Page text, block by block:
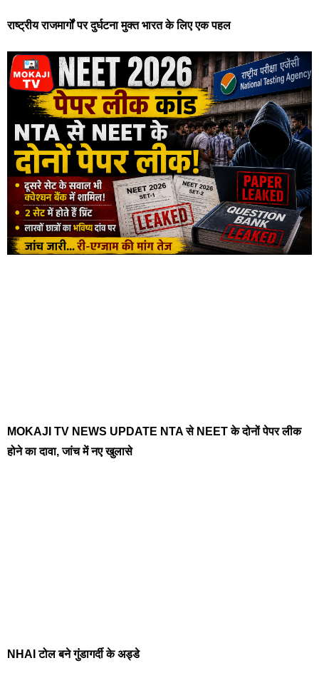
राष्ट्रीय राजमार्गों पर दुर्घटना मुक्त भारत के लिए एक पहल
MOKAJI TV NEWS UPDATE NTA से NEET के दोनों पेपर लीक
होने का दावा, जांच में नए खुलासे
NHAI टोल बने गुंडागर्दी के अड्डे